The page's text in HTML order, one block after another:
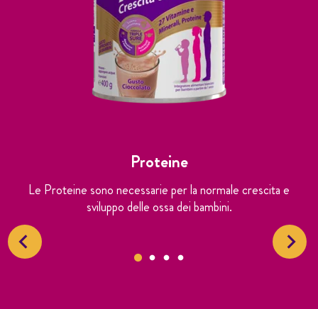
Proteine
Le Proteine sono necessarie per la normale crescita e
sviluppo delle ossa dei bambini.